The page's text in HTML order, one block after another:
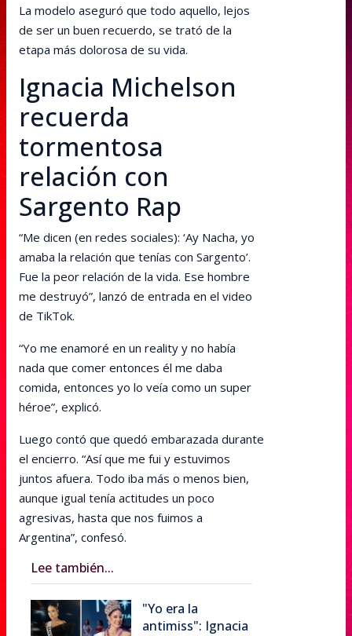
La modelo aseguró que todo aquello, lejos
de ser un buen recuerdo, se trató de la
etapa más dolorosa de su vida.
Ignacia Michelson
recuerda
tormentosa
relación con
Sargento Rap
“Me dicen (en redes sociales): ‘Ay Nacha, yo
amaba la relación que tenías con Sargento’.
Fue la peor relación de la vida. Ese hombre
me destruyó”, lanzó de entrada en el video
de TikTok.
“Yo me enamoré en un reality y no había
nada que comer entonces él me daba
comida, entonces yo lo veía como un super
héroe”, explicó.
Luego contó que quedó embarazada durante
el encierro. “Así que me fui y estuvimos
juntos afuera. Todo iba más o menos bien,
aunque igual tenía actitudes un poco
agresivas, hasta que nos fuimos a
Argentina”, confesó.
Lee también...
"Yo era la
antimiss": Ignacia